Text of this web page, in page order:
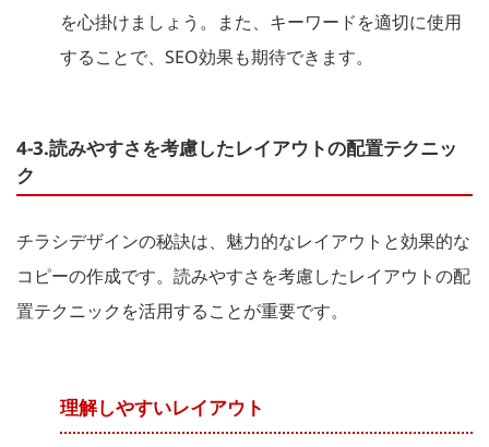
を心掛けましょう。また、キーワードを適切に使用
することで、SEO効果も期待できます。
4-3.読みやすさを考慮したレイアウトの配置テクニッ
ク
チラシデザインの秘訣は、魅力的なレイアウトと効果的な
コピーの作成です。読みやすさを考慮したレイアウトの配
置テクニックを活用することが重要です。
理解しやすいレイアウト